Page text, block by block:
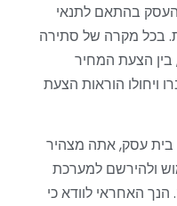
בהתאם לתנאי
בכל מקרה של סתירה
בין הצעת המחיר
ויחולו הוראות הצעת
עסק, אתה מצהיר
ולהירשם למערכת
האחראי לוודא כי